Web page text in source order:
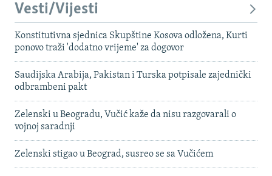
Vesti/Vijesti
Konstitutivna sjednica Skupštine Kosova odložena, Kurti
ponovo traži 'dodatno vrijeme' za dogovor
Saudijska Arabija, Pakistan i Turska potpisale zajednički
odbrambeni pakt
Zelenski u Beogradu, Vučić kaže da nisu razgovarali o
vojnoj saradnji
Zelenski stigao u Beograd, susreo se sa Vučićem